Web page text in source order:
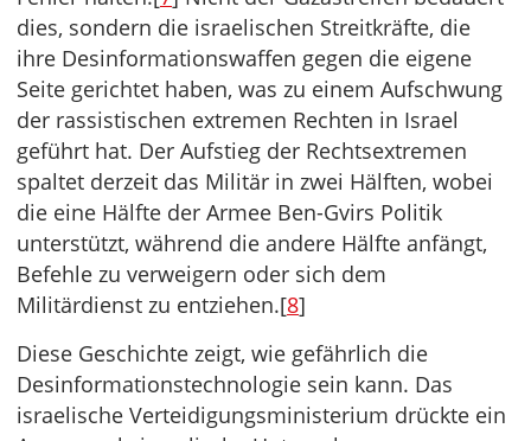
dies, sondern die israelischen Streitkräfte, die
ihre Desinformationswaffen gegen die eigene
Seite gerichtet haben, was zu einem Aufschwung
der rassistischen extremen Rechten in Israel
geführt hat. Der Aufstieg der Rechtsextremen
spaltet derzeit das Militär in zwei Hälften, wobei
die eine Hälfte der Armee Ben-Gvirs Politik
unterstützt, während die andere Hälfte anfängt,
Befehle zu verweigern oder sich dem
Militärdienst zu entziehen.[8]
Diese Geschichte zeigt, wie gefährlich die
Desinformationstechnologie sein kann. Das
israelische Verteidigungsministerium drückte ein